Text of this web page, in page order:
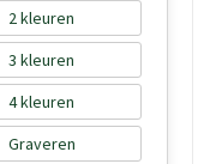
2
3
4
Graveren